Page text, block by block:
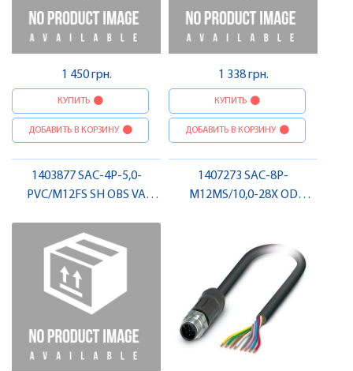
1 450 грн.
КУПИТЬ
ДОБАВИТЬ В КОРЗИНУ
1 338 грн.
КУПИТЬ
ДОБАВИТЬ В КОРЗИНУ
1403877 SAC-4P-5,0-
PVC/M12FS SH OBS VA
виконавчого елемента,
гніздо , Pheonix Contact
1407273 SAC-8P-
M12MS/10,0-28X OD
штекер , Pheonix Contact